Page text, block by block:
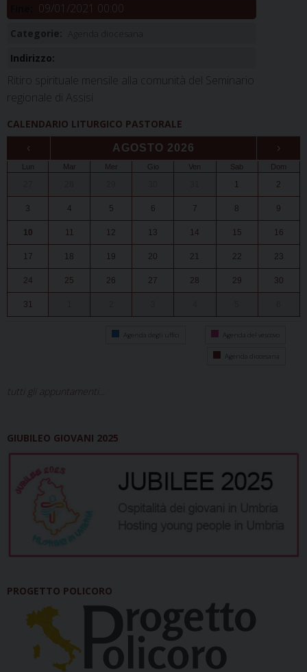
09/01/2021 00:00
Categorie:
Indirizzo:
Ritiro spirituale mensile alla comunità del Seminario
regionale di Assisi
CALENDARIO LITURGICO PASTORALE
‹ AGOSTO 2026 ›
Lun Mar Mer Gio Ven Sab Dom
1 2
3 4 5 6 7 8 9
10 11 12 13 14 15 16
17 18 19 20 21 22 23
24 25 26 27 28 29 30
31
Agenda degli uffici Agenda del vescovo
Agenda diocesana
tutti gli appuntamenti...
GIUBILEO GIOVANI 2025
PROGETTO POLICORO